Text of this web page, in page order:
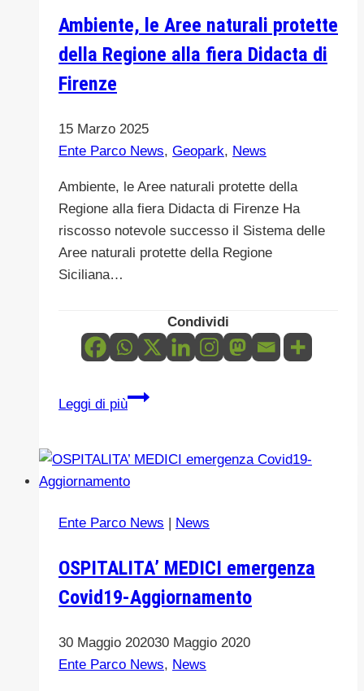
Ambiente, le Aree naturali protette
della Regione alla fiera Didacta di
Firenze
15 Marzo 2025
Ente Parco News, Geopark, News
Ambiente, le Aree naturali protette della
Regione alla fiera Didacta di Firenze Ha
riscosso notevole successo il Sistema delle
Aree naturali protette della Regione
Siciliana…
Condividi
Leggi di più
Ambiente,
naturali
protette
Regione
fiera
Didacta
Firenze
Ente Parco News | News
OSPITALITA’ MEDICI emergenza
Covid19-Aggiornamento
30 Maggio 202030 Maggio 2020
Ente Parco News, News